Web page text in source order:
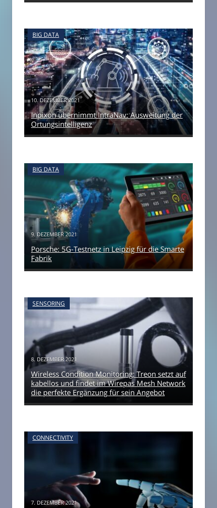
BIG DATA
10. DEZEMBER 2021
Inpixon übernimmt IntraNav: Ausweitung der
Ortungsintelligenz
BIG DATA
9. DEZEMBER 2021
Porsche: 5G-Testnetz in Leipzig für die Smarte
Fabrik
SENSORING
8. DEZEMBER 2021
Wireless Condition Monitoring: Treon setzt auf
kabellos und findet im Wirepas Mesh Network
die perfekte Ergänzung für sein Angebot
CONNECTIVITY
7. DEZEMBER 2021